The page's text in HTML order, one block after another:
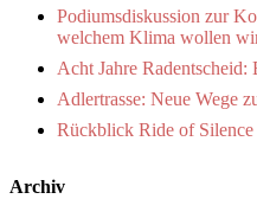
Podiumsdiskussion zur
welchem Klima wollen
Acht Jahre Radentscheid:
Adlertrasse: Neue Wege
Rückblick Ride of Silence
Archiv